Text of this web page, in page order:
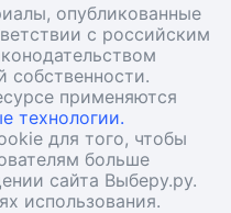
опубликованные
с российским
собственности.
применяются
технологии.
для того, чтобы
больше
сайта Выберу.ру.
использования.